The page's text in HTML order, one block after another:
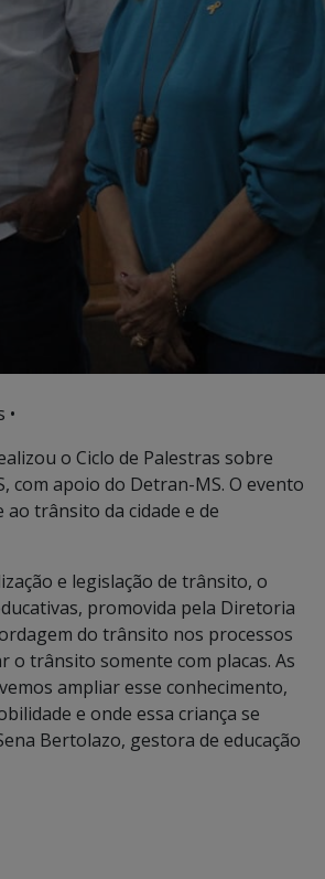
•
o Ciclo de Palestras sobre
com apoio do Detran-MS. O evento
trânsito da cidade e de
e legislação de trânsito, o
promovida pela Diretoria
do trânsito nos processos
o trânsito somente com placas. As
ampliar esse conhecimento,
e onde essa criança se
Bertolazo, gestora de educação